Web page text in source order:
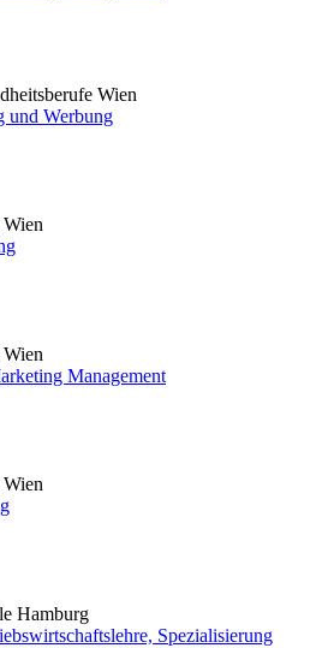
Wien
und Werbung
Management
Hamburg
Spezialisierung